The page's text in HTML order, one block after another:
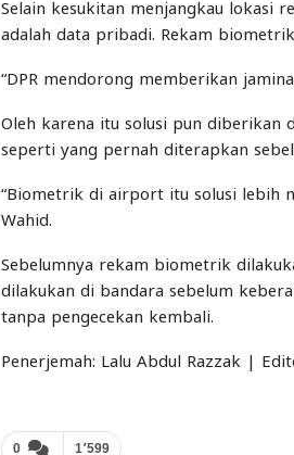
Selain kesukitan menjangkau
adalah data pribadi. Rekam
“DPR mendorong memberikan
Oleh karena itu solusi pun diberikan
seperti yang pernah diterapkan
“Biometrik di airport itu solusi lebih
Wahid.
Sebelumnya rekam biometrik
dilakukan di bandara sebelum
tanpa pengecekan kembali.
Penerjemah: Lalu Abdul Razzak |
0 1٬599